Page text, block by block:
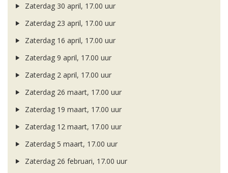
Zaterdag 30 april, 17.00 uur
Zaterdag 23 april, 17.00 uur
Zaterdag 16 april, 17.00 uur
Zaterdag 9 april, 17.00 uur
Zaterdag 2 april, 17.00 uur
Zaterdag 26 maart, 17.00 uur
Zaterdag 19 maart, 17.00 uur
Zaterdag 12 maart, 17.00 uur
Zaterdag 5 maart, 17.00 uur
Zaterdag 26 februari, 17.00 uur